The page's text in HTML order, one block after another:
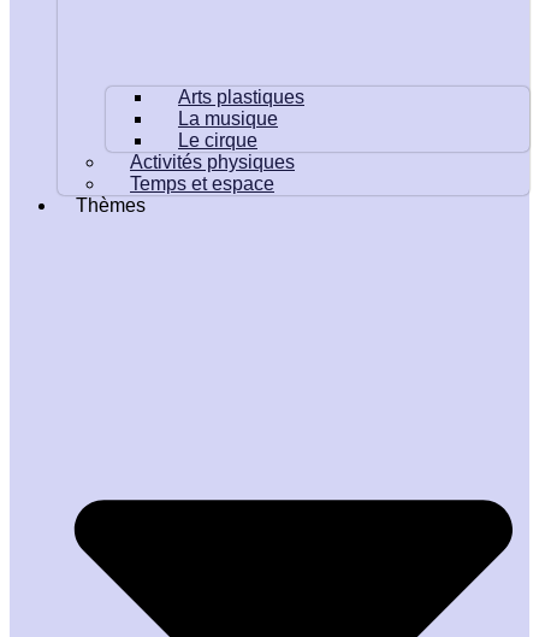
Arts plastiques
La musique
Le cirque
Activités physiques
Temps et espace
Thèmes